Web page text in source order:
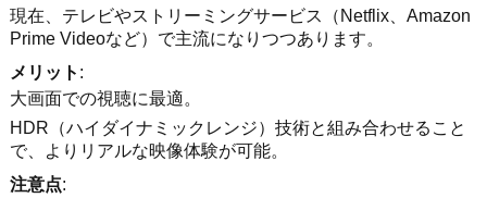
現在、テレビやストリーミングサービス（Netflix、Amazon
Prime Videoなど）で主流になりつつあります。
メリット :
大画面での視聴に最適。
HDR（ハイダイナミックレンジ）技術と組み合わせること
で、よりリアルな映像体験が可能。
注意点: